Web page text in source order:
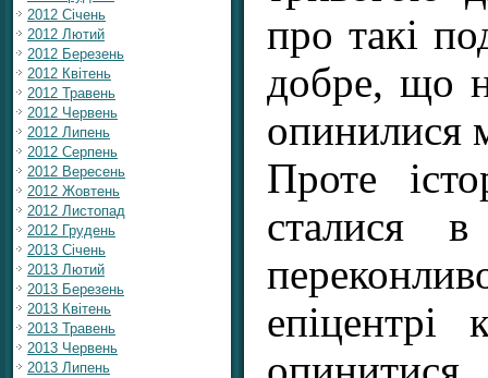
2012 Січень
2012 Лютий
2012 Березень
2012 Квітень
2012 Травень
2012 Червень
2012 Липень
2012 Серпень
2012 Вересень
2012 Жовтень
2012 Листопад
2012 Грудень
2013 Січень
2013 Лютий
2013 Березень
2013 Квітень
2013 Травень
2013 Червень
2013 Липень
про такі
добре, що
опинилися
Проте
сталися
епіцентрі